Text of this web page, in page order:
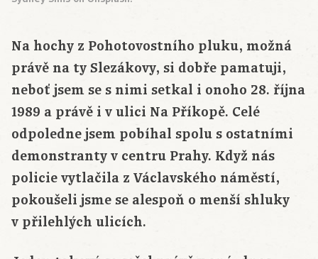
Na hochy z Pohotovostního pluku, možná
právě na ty Slezákovy, si dobře pamatuji,
neboť jsem se s nimi setkal i onoho 28. října
1989 a právě i v ulici Na Příkopě. Celé
odpoledne jsem pobíhal spolu s ostatními
demonstranty v centru Prahy. Když nás
policie vytlačila z Václavského náměstí,
pokoušeli jsme se alespoň o menší shluky
v přilehlých ulicích.